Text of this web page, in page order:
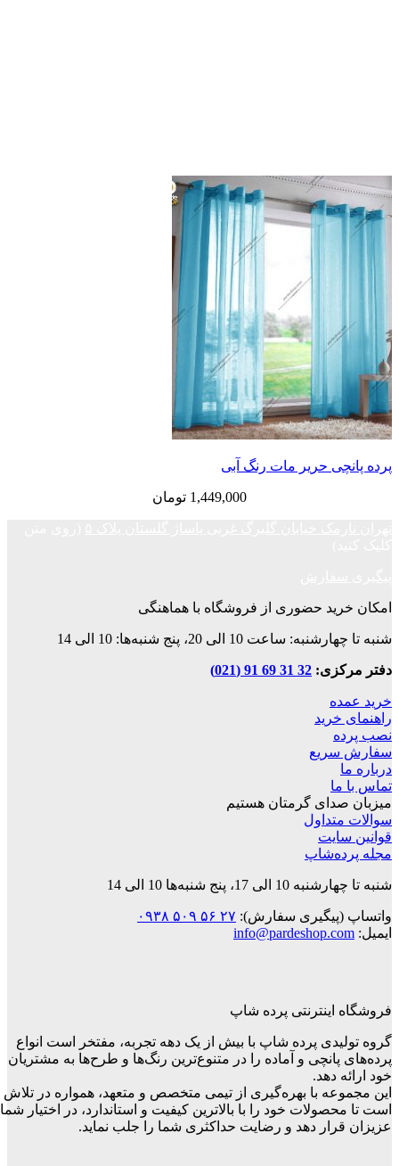
حریر مات رنگ آبی
تومان
حضوری از فروشگاه با هماهنگی
10 الی 20، پنج شنبه‌ها: 10 الی 14
32 31 69 91 (021)
گرمتان هستیم
پنج شنبه‌ها 10 الی 14
سفارش): ۲۷ ۵۶ ۵۰۹ ۰۹۳۸
پرده شاپ
پرده شاپ با بیش از یک دهه تجربه، مفتخر است انواع
و آماده را در متنوع‌ترین رنگ‌ها و طرح‌ها به مشتریان
با بهره‌گیری از تیمی متخصص و متعهد، همواره در تلاش
خود را با بالاترین کیفیت و استاندارد، در اختیار شما
دهد و رضایت حداکثری شما را جلب نماید.